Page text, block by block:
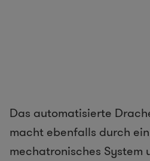
Das automatisierte
macht ebenfalls durch
mechatronisches System